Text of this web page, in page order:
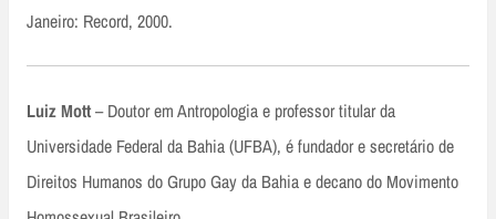
Janeiro: Record, 2000.
Luiz Mott– Doutor em Antropologia e professor titular da
Universidade Federal da Bahia (UFBA), é fundador e secretário de
Direitos Humanos do Grupo Gay da Bahia e decano do Movimento